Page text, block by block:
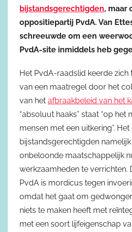
bijstandsgerechtigden, maar
oppositiepartij PvdA. Van
schreeuwde om een
PvdA-site inmiddels heb
Het PvdA-raadslid keerde zich
van een maatregel door het
van het afbraakbeleid van het
“absoluut haaks” staat “op
mensen met een uitkering”.
bijstandsgerechtigden
onbeloonde maatschappelijk
werkzaamheden te verrichten.
PvdA is mordicus tegen
omdat het gaat om
niets te maken heeft met
met een soort lijfeigenschap